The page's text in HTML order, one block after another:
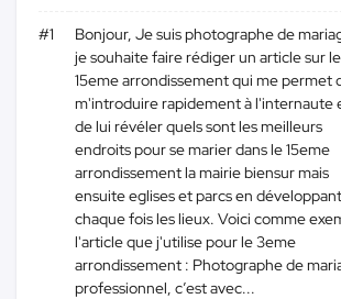
#1
Bonjour, Je suis photographe de
je souhaite faire rédiger un article sur le
15eme arrondissement qui me permet
m'introduire rapidement à l'internaute
de lui révéler quels sont les meilleurs
endroits pour se marier dans le 15eme
arrondissement la mairie biensur mais
ensuite eglises et parcs en
chaque fois les lieux. Voici comme
l'article que j'utilise pour le 3eme
arrondissement : Photographe de
professionnel, c’est avec...